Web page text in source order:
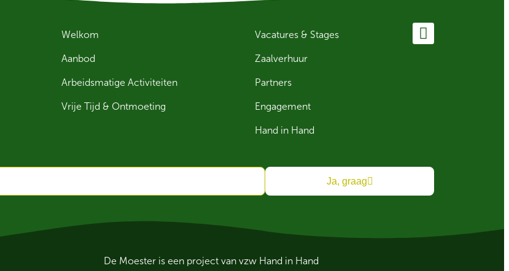
Welkom
Aanbod
Arbeidsmatige Activiteiten
Vrije Tijd & Ontmoeting
Vacatures & Stages
Zaalverhuur
Partners
Engagement
Hand in Hand
Ja, graag
De Moester is een project van vzw Hand in Hand